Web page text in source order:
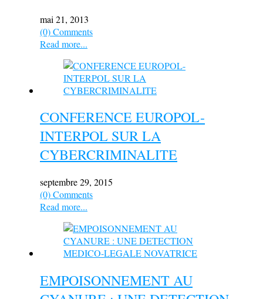
mai 21, 2013
(0) Comments
Read more...
CONFERENCE EUROPOL-
INTERPOL SUR LA
CYBERCRIMINALITE
septembre 29, 2015
(0) Comments
Read more...
EMPOISONNEMENT AU